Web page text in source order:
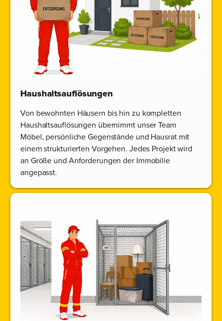
Haushaltsauflösungen
Von bewohnten Häusern bis hin zu kompletten
Haushaltsauflösungen übernimmt unser Team
Möbel, persönliche Gegenstände und Hausrat mit
einem strukturierten Vorgehen. Jedes Projekt wird
an Größe und Anforderungen der Immobilie
angepasst.